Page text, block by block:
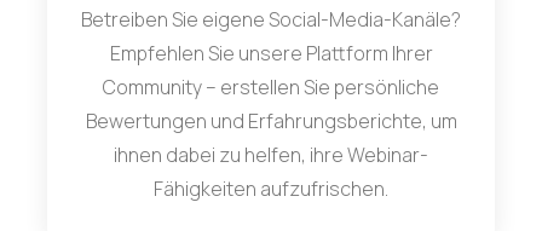
Betreiben Sie eigene Social-Media-Kanäle?
Empfehlen Sie unsere Plattform Ihrer
Community – erstellen Sie persönliche
Bewertungen und Erfahrungsberichte, um
ihnen dabei zu helfen, ihre Webinar-
Fähigkeiten aufzufrischen.